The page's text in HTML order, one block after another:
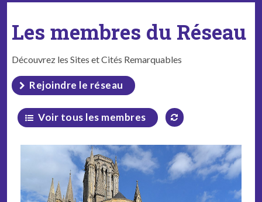
Les membres du Réseau
Découvrez les Sites et Cités Remarquables
Rejoindre le réseau
Voir tous les membres